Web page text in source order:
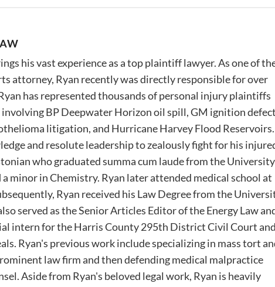
his vast experience as a top plaintiff lawyer. As one of
attorney, Ryan recently was directly responsible for over
has represented thousands of personal injury plaintiffs
involving BP Deepwater Horizon oil spill, GM ignition
litigation, and Hurricane Harvey Flood Reservoirs.
and resolute leadership to zealously fight for his
who graduated summa cum laude from the
minor in Chemistry. Ryan later attended medical school at
Ryan received his Law Degree from the
served as the Senior Articles Editor of the Energy Law
intern for the Harris County 295th District Civil Court and
Ryan's previous work include specializing in mass tort
law firm and then defending medical malpractice
Aside from Ryan's beloved legal work, Ryan is heavily